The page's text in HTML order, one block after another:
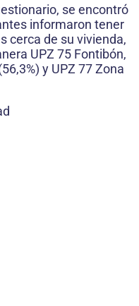
se encontró
informaron tener
cerca de su vivienda,
UPZ 75 Fontibón,
y UPZ 77 Zona